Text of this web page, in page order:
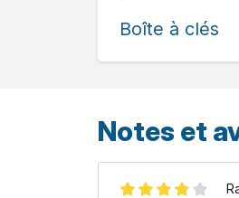
Boîte à clés
Notes et